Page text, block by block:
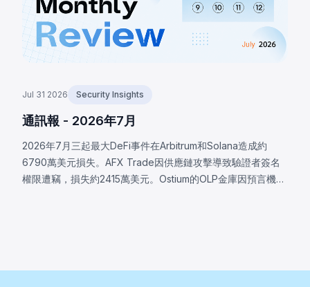
Jul 31 2026 Security Insights
通訊報 - 2026年7月
2026年7月三起最大DeFi事件在Arbitrum和Solana造成約
6790萬美元損失。AFX Trade因供應鏈攻擊導致驗證者簽名
權限遭竊，損失約2415萬美元。Ostium的OLP金庫因預言機基